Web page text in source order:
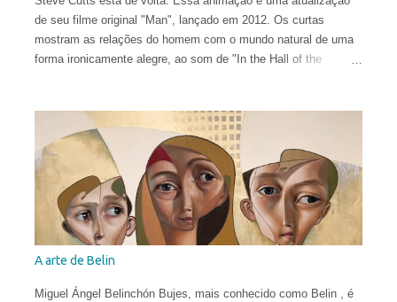
de seu filme original "Man", lançado em 2012. Os curtas
mostram as relações do homem com o mundo natural de uma
forma ironicamente alegre, ao som de "In the Hall of the
A arte de Belin
Miguel Ángel Belinchón Bujes, mais conhecido como Belin , é